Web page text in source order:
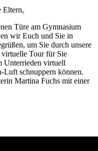
Eltern,
Türe am Gymnasium
wir Euch und Sie in
um Sie durch unsere
Tour für Sie
Unterrieden virtuell
Luft schnuppern können.
Martina Fuchs mit einer